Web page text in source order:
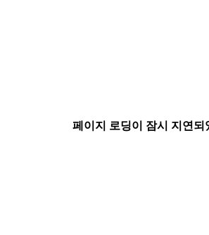
페이지 로딩이 잠시 지연